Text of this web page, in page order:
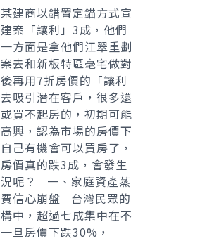
建商以錯置定錨方式宣
案「讓利」3成，他們
方面是拿他們江翠重劃
去和新板特區毫宅做對
再用7折房價的「讓利
吸引潛在客戶，很多還
買不起房的，初期可能
興，認為市場的房價下
己有機會可以買房了，
價真的跌3成，會發生
呢？ 一、家庭資產蒸
信心崩盤 台灣民眾的
中，超過七成集中在不
旦房價下跌30%，